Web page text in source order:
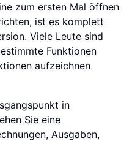
zum ersten Mal öffnen
ist es komplett
Viele Leute sind
Funktionen
aufzeichnen
in
Sie eine
Ausgaben,